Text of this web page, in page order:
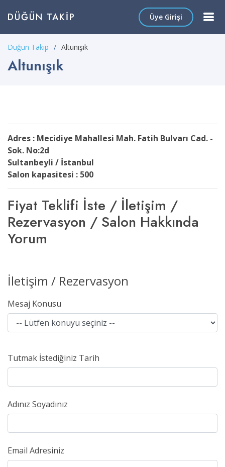
DÜĞÜN TAKIP Üye Girişi
Düğün Takip Altunışık
Altunışık
Adres : Mecidiye Mahallesi Mah. Fatih Bulvarı Cad. -
Sok. No:2d
Sultanbeyli / İstanbul
Salon kapasitesi : 500
Fiyat Teklifi İste / İletişim /
Rezervasyon / Salon Hakkında
Yorum
İletişim / Rezervasyon
Mesaj Konusu
Tutmak İstediğiniz Tarih
Adınız Soyadınız
Email Adresiniz